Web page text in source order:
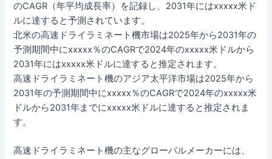
のCAGR（年平均成長率）を記録し、2031年にはxxxxx米ド
ルに達すると予測されています。
北米の高速ドライラミネート機市場は2025年から2031年の
予測期間中にxxxxx％のCAGRで2024年のxxxxx米ドルから
2031年にはxxxxx米ドルに達すると推定されます。
高速ドライラミネート機のアジア太平洋市場は2025年から
2031年の予測期間中にxxxxx％のCAGRで2024年のxxxxx米
ドルから2031年までにxxxxx米ドルに達すると推定されま
す。
高速ドライラミネート機の主なグローバルメーカーには、